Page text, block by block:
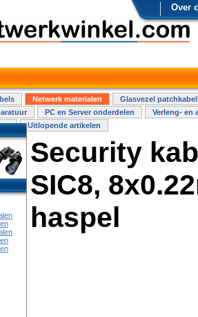
Over
Netwerk materialen
Glasvezel
PC en Server onderdelen
Verleng- en
Uitlopende artikelen
Security
SIC8,
haspel